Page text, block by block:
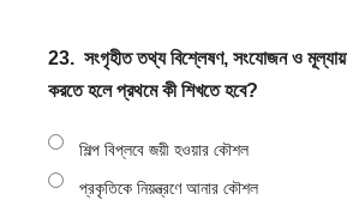
23. সংগৃহীত তথ্য বিশ্লেষণ, সংযোজন ও
করতে হলে প্রথমে কী শিখতে হবে?
শিল্প বিপ্লবে জয়ী হওয়ার কৌশল
প্রকৃতিকে নিয়ন্ত্রণে আনার কৌশল